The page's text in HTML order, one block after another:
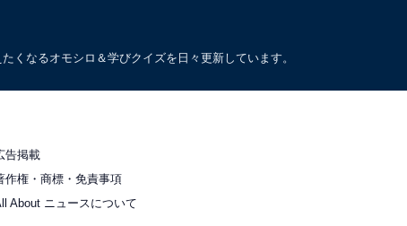
くなるオモシロ＆学びクイズを日々更新しています。
告掲載
作権・商標・免責事項
About ニュースについて